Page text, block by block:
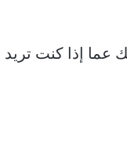
إذا كنت تريد